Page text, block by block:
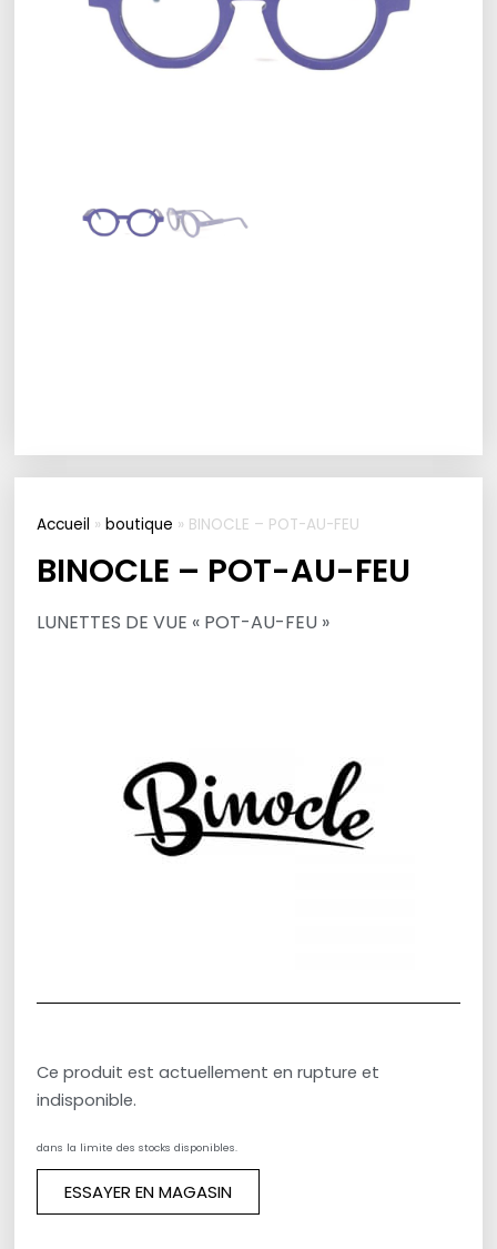
Accueil »boutique » BINOCLE – POT-AU-FEU
BINOCLE – POT-AU-FEU
LUNETTES DE VUE « POT-AU-FEU »
Ce produit est actuellement en rupture et
indisponible.
dans la limite des stocks disponibles.
ESSAYER EN MAGASIN